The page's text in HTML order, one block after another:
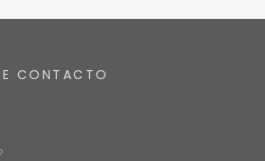
CONTACTO